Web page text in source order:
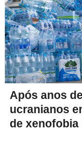
Após anos
ucranianos
de xenofobia